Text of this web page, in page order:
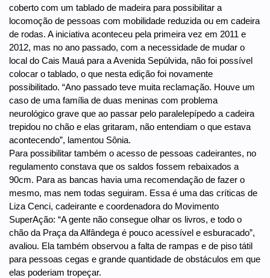
coberto com um tablado de madeira para possibilitar a
locomoção de pessoas com mobilidade reduzida ou em cadeira
de rodas. A iniciativa aconteceu pela primeira vez em 2011 e
2012, mas no ano passado, com a necessidade de mudar o
local do Cais Mauá para a Avenida Sepúlvida, não foi possível
colocar o tablado, o que nesta edição foi novamente
possibilitado. “Ano passado teve muita reclamação. Houve um
caso de uma família de duas meninas com problema
neurológico grave que ao passar pelo paralelepípedo a cadeira
trepidou no chão e elas gritaram, não entendiam o que estava
acontecendo”, lamentou Sônia.
Para possibilitar também o acesso de pessoas cadeirantes, no
regulamento constava que os saldos fossem rebaixados a
90cm. Para as bancas havia uma recomendação de fazer o
mesmo, mas nem todas seguiram. Essa é uma das críticas de
Liza Cenci, cadeirante e coordenadora do Movimento
SuperAção: “A gente não consegue olhar os livros, e todo o
chão da Praça da Alfândega é pouco acessível e esburacado”,
avaliou. Ela também observou a falta de rampas e de piso tátil
para pessoas cegas e grande quantidade de obstáculos em que
elas poderiam tropeçar.